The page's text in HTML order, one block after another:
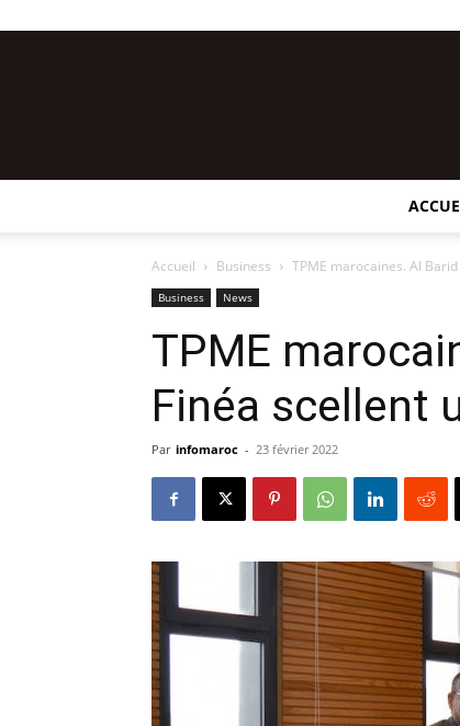
Accueil Business TPME marocaines. Al
Business News
TPME
Finéa scellent
Par infomaroc - 23 février 2022